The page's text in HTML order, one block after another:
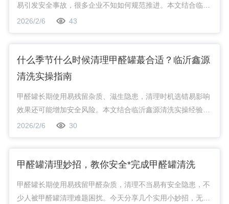
易引发安全事故，很多企业不知如何规范推进。本文结合临沂
鑫源清洗实操经验，拆解甲醛罐清洗全流程，教你制定科学可
行的甲醛罐清理计划，兼顾安全与*。
2026/2/6 43
什么季节什么时候清理甲醛罐蕞合适？临沂鑫源
清洗实操指南
甲醛罐长期使用易残留杂质、滋生隐患，清理时机选错易影响
效果还可能增加安全风险。本文结合临沂鑫源清洗实操经验，
详解清理甲醛罐、清洗甲醛罐的*季节与时间，帮你*合规完成
作业。
2026/2/6 30
甲醛罐清理妙招，教你安全*完成甲醛罐清洗
甲醛罐长期使用易残留甲醛杂质，清理不当易有安全隐患，不
少人被甲醛罐清理难题困扰。今天分享几个实用小妙招，无需